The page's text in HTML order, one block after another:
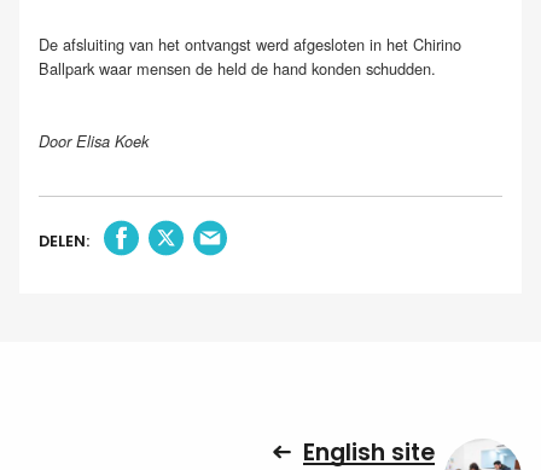
De afsluiting van het ontvangst werd afgesloten in het Chirino
Ballpark waar mensen de held de hand konden schudden.
Door Elisa Koek
DELEN:
English site